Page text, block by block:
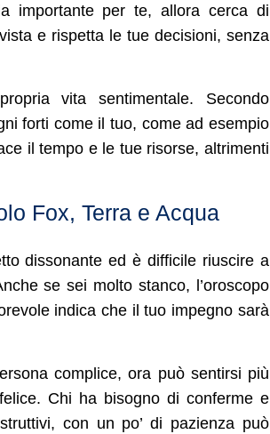
importante per te, allora cerca di
e rispetta le tue decisioni, senza
vita sentimentale. Secondo
forti come il tuo, come ad esempio
il tempo e le tue risorse, altrimenti
Fox, Terra e Acqua
dissonante ed è difficile riuscire a
se sei molto stanco, l’oroscopo
indica che il tuo impegno sarà
complice, ora può sentirsi più
Chi ha bisogno di conferme e
con un po’ di pazienza può